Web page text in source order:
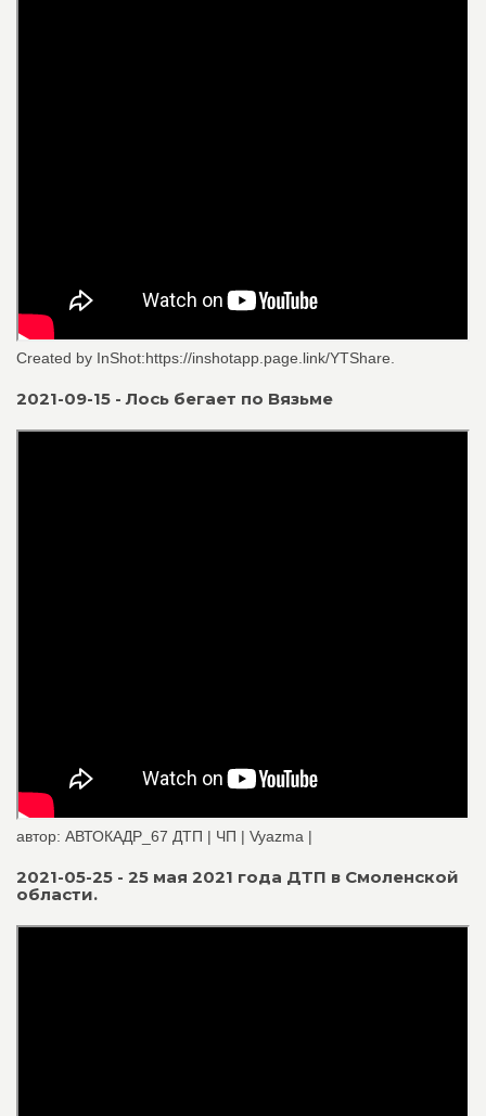
Created by InShot:https://inshotapp.page.link/YTShare.
2021-09-15 - Лось бегает по Вязьме
автор: АВТОКАДР_67 ДТП | ЧП | Vyazma |
2021-05-25 - 25 мая 2021 года ДТП в Смоленской
области.